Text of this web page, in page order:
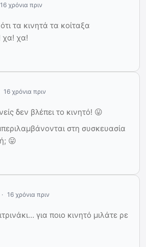
16 χρόνια πριν
τα κινητά τα κοίταξα
χα! χα!
16 χρόνια πριν
δεν βλέπει το κινητό! 😛
στη συσκευασία
😛
16 χρόνια πριν
για ποιο κινητό μιλάτε ρε